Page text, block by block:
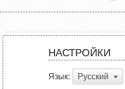
НАСТРОЙКИ
Язык: Русский